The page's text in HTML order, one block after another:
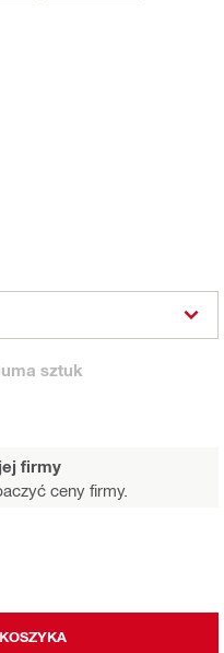
sztuk
firmy
ceny firmy.